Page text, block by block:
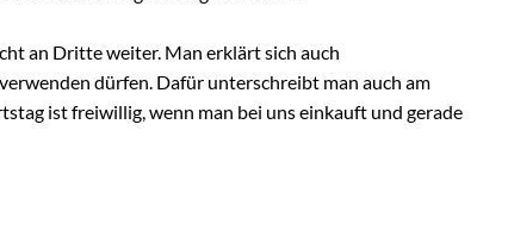
an Dritte weiter. Man erklärt sich auch
dürfen. Dafür unterschreibt man auch am
ist freiwillig, wenn man bei uns einkauft und gerade